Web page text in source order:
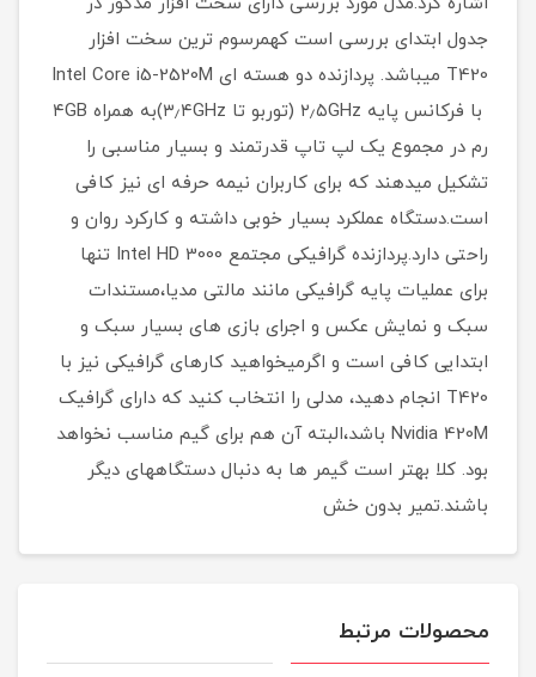
جدول ابتدای بررسی است کهمرسوم ترین سخت افزار
T420 میباشد. پردازنده دو هسته ای Intel Core i5-2520M
با فرکانس پایه ۲٫۵GHz (توربو تا ۳٫۴GHz)به همراه ۴GB
رم در مجموع یک لپ تاپ قدرتمند و بسیار مناسبی را
تشکیل میدهند که برای کاربران نیمه حرفه ای نیز کافی
است.دستگاه عملکرد بسیار خوبی داشته و کارکرد روان و
راحتی دارد.پردازنده گرافیکی مجتمع Intel HD 3000 تنها
برای عملیات پایه گرافیکی مانند مالتی مدیا،مستندات
سبک و نمایش عکس و اجرای بازی های بسیار سبک و
ابتدایی کافی است و اگرمیخواهید کارهای گرافیکی نیز با
T420 انجام دهید، مدلی را انتخاب کنید که دارای گرافیک
Nvidia 420M باشد،البته آن هم برای گیم مناسب نخواهد
بود. کلا بهتر است گیمر ها به دنبال دستگاههای دیگر
باشند.تمیر بدون خش
محصولات مرتبط